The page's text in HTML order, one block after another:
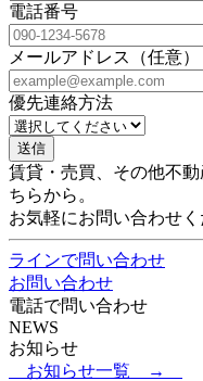
電話番号
メールアドレス（任意）
優先連絡方法
賃貸・売買、その他不
ちらから。
お気軽にお問い合わせく
ラインで問い合わせ
お問い合わせ
電話で問い合わせ
NEWS
お知らせ
お知らせ一覧 →